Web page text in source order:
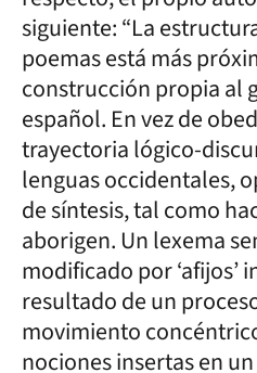
siguiente: “La
poemas está más
construcción propia al
español. En vez de
trayectoria lógico-
lenguas occidentales,
de síntesis, tal como
aborigen. Un lexema
modificado por ‘afijos’
resultado de un
movimiento
nociones insertas en